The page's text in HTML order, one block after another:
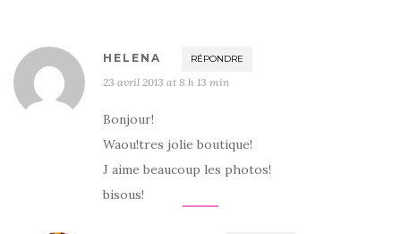
HELENA RÉPONDRE
23 avril 2013 at 8 h 13 min
Bonjour!
Waou!tres jolie boutique!
J aime beaucoup les photos!
bisous!